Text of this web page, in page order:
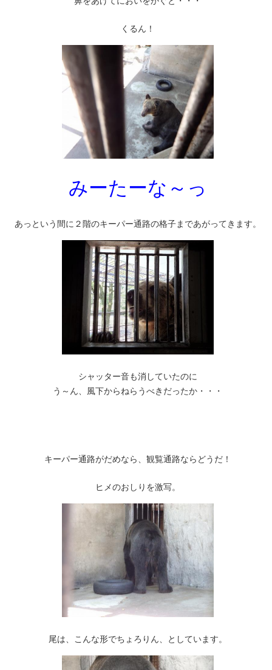
くるん！
みーたーな～っ
あっという間に２階のキーパー通路の格子まであがってきます。
シャッター音も消していたのに
う～ん、風下からねらうべきだったか・・・
キーパー通路がだめなら、観覧通路ならどうだ！
ヒメのおしりを激写。
尾は、こんな形でちょろりん、としています。